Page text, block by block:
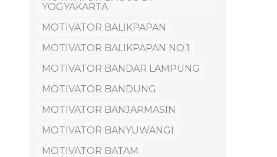
YOGYAKARTA
MOTIVATOR BALIKPAPAN
MOTIVATOR BALIKPAPAN NO.1
MOTIVATOR BANDAR LAMPUNG
MOTIVATOR BANDUNG
MOTIVATOR BANJARMASIN
MOTIVATOR BANYUWANGI
MOTIVATOR BATAM